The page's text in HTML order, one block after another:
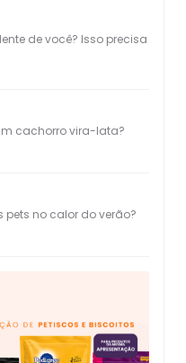
de você? Isso precisa
cachorro vira-lata?
pets no calor do verão?